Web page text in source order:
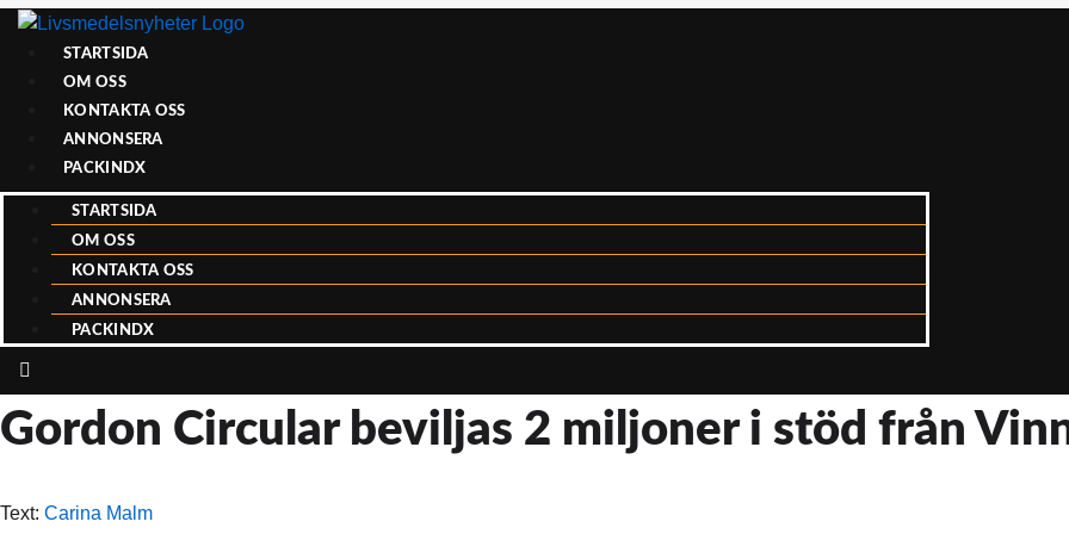
STARTSIDA
OM OSS
KONTAKTA OSS
ANNONSERA
PACKINDX
STARTSIDA
OM OSS
KONTAKTA OSS
ANNONSERA
PACKINDX
Gordon Circular beviljas 2 miljoner i stöd från
Text: Carina Malm